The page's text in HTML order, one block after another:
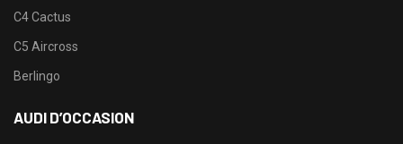
C4 Cactus
C5 Aircross
Berlingo
AUDI D’OCCASION